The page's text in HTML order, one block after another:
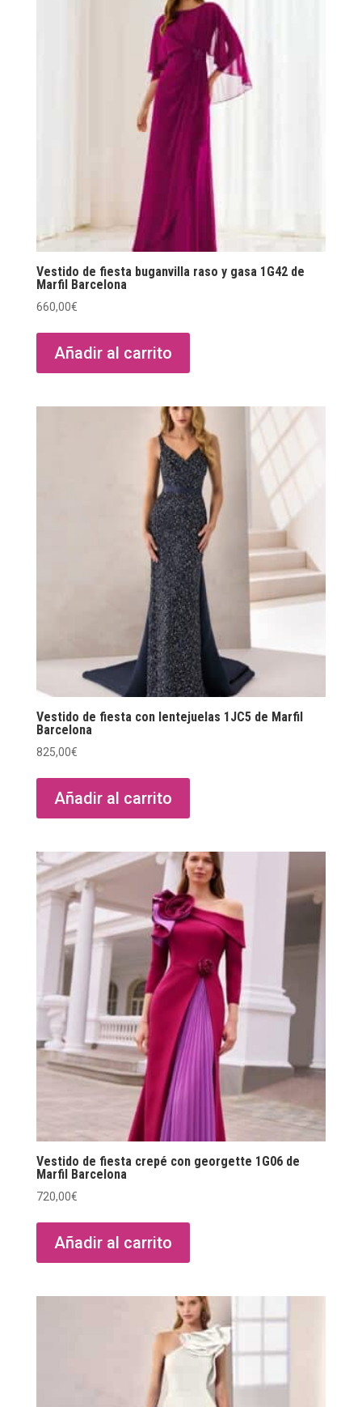
Vestido de fiesta buganvilla raso y gasa 1G42 de
Marfil Barcelona
660,00€
Añadir al carrito
Vestido de fiesta con lentejuelas 1JC5 de Marfil
Barcelona
825,00€
Añadir al carrito
Vestido de fiesta crepé con georgette 1G06 de
Marfil Barcelona
720,00€
Añadir al carrito